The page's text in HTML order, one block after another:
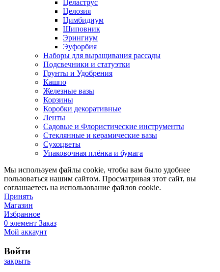
Целаструс
Целозия
Цимбидиум
Шиповник
Эрингиум
Эуфорбия
Наборы для выращивания рассады
Подсвечники и статуэтки
Грунты и Удобрения
Кашпо
Железные вазы
Корзины
Коробки декоративные
Ленты
Садовые и Флористические инструменты
Стеклянные и керамические вазы
Сухоцветы
Упаковочная плёнка и бумага
Мы используем файлы cookie, чтобы вам было удобнее
пользоваться нашим сайтом. Просматривая этот сайт, вы
соглашаетесь на использование файлов cookie.
Принять
Магазин
Избранное
0 элемент Заказ
Мой аккаунт
Войти
закрыть